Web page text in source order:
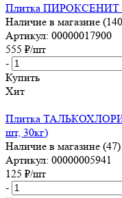
Плитка ПИРОКСЕНИТ
Наличие в магазине
Артикул: 00000017900
555 ₽/шт
-
Купить
Хит
Плитка
шт, 30кг)
Наличие в магазине (47)
Артикул: 00000005941
125 ₽/шт
-